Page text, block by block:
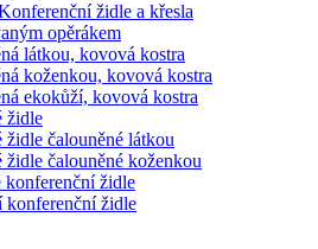
židle a křesla
opěrákem
látkou, kovová kostra
koženkou, kovová kostra
ekokůží, kovová kostra
židle
židle čalouněné látkou
židle čalouněné koženkou
konferenční židle
konferenční židle